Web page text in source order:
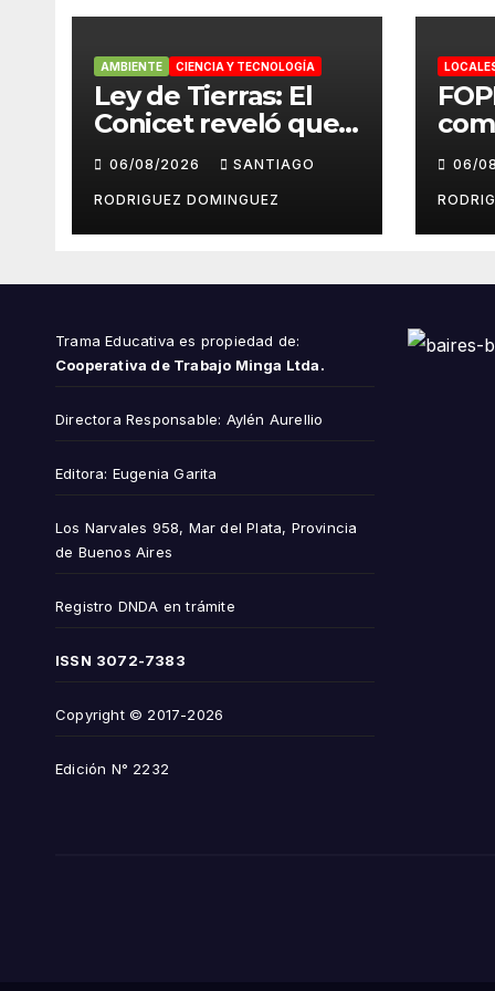
AMBIENTE CIENCIA Y TECNOLOGÍA
Ley de Tierras: El
Conicet reveló que
el 7,5% de las tierras
rurales de Mar del
Plata pertenecen a
extranjeros
06/08/2026 SANTIAGO
RODRIGUEZ DOMINGUEZ
06/
Trama Educativa es propiedad de:
Cooperativa de Trabajo Minga Ltda.
Directora Responsable: Aylén Aurellio
Editora: Eugenia Garita
Los Narvales 958, Mar del Plata, Provincia
de Buenos Aires
Registro DNDA en trámite
ISSN 3072-7383
Copyright © 2017-2026
Edición N° 2232